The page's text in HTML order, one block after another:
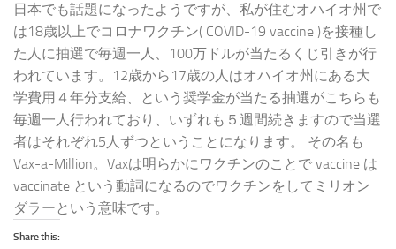
日本でも話題になったようですが、私が住むオハイオ州で
は18歳以上でコロナワクチン( COVID-19 vaccine )を接種し
た人に抽選で毎週一人、100万ドルが当たるくじ引きが行
われています。12歳から17歳の人はオハイオ州にある大
学費用４年分支給、という奨学金が当たる抽選がこちらも
毎週一人行われており、いずれも５週間続きますので当選
者はそれぞれ5人ずつということになります。 その名も
Vax-a-Million。Vaxは明らかにワクチンのことで vaccine は
vaccinate という動詞になるのでワクチンをしてミリオン
ダラーという意味です。
Share this: